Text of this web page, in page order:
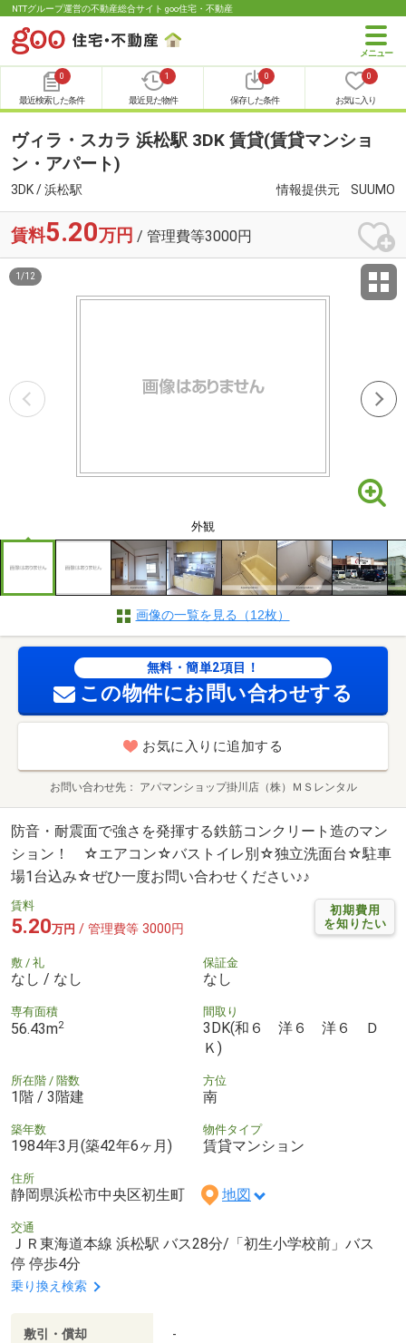
NTTグループ運営の不動産総合サイト goo住宅・不動産
0
最近検索した条件
1
最近見た物件
0
保存した条件
0
お気に入り
ヴィラ・スカラ 浜松駅 3DK 賃貸(賃貸マンショ
ン・アパート)
3DK / 浜松駅 情報提供元 SUUMO
賃料5.20万円 / 管理費等3000円
外観
1 /12
画像の一覧を見る（12枚）
無料・簡単2項目！
この物件にお問い合わせする
お気に入りに追加する
お問い合わせ先 アパマンショップ掛川店（株）ＭＳレンタル
防音・耐震面で強さを発揮する鉄筋コンクリート造のマン
ション！ ☆エアコン☆バストイレ別☆独立洗面台☆駐車
場1台込み☆ぜひ一度お問い合わせください♪♪
初期費用
を知りたい
賃料
5.20万円 / 管理費等 3000円
敷 / 礼
なし / なし
保証金
なし
専有面積
56.43m2
間取り
3DK(和６ 洋６ 洋６ Ｄ
Ｋ)
所在階 / 階数
1階 / 3階建
方位
南
築年数
1984年3月(築42年6ヶ月)
物件タイプ
賃貸マンション
住所
静岡県浜松市中央区初生町 地図
交通
ＪＲ東海道本線 浜松駅 バス28分/「初生小学校前」バス
停 停歩4分
乗り換え検索
敷引・償却 -